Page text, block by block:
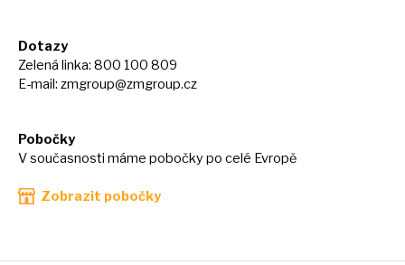
Dotazy
Zelená linka: 800 100 809
E-mail: zmgroup@zmgroup.cz
Pobočky
V současnosti máme pobočky po celé Evropě
Zobrazit pobočky